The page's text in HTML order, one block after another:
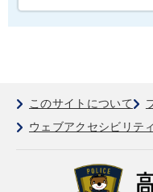
このサイトについて
ウェブアクセシビリティ